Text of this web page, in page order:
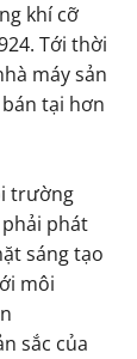
khí cỡ
Tới thời
máy sản
tại hơn
trường
phát
sáng tạo
môi
sắc của